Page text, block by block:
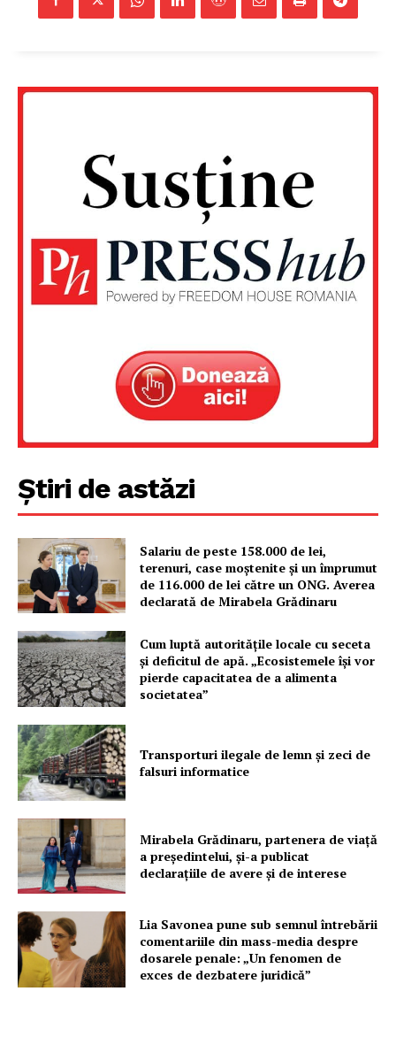
PRESShub
Despre noi / Echipa
Proiecte editoriale
Știri de astăzi
Salariu de peste 158.000 de lei,
terenuri, case moștenite și un împrumut
de 116.000 de lei către un ONG. Averea
declarată de Mirabela Grădinaru
Cum luptă autoritățile locale cu seceta
și deficitul de apă. „Ecosistemele își vor
pierde capacitatea de a alimenta
societatea”
Transporturi ilegale de lemn și zeci de
falsuri informatice
Mirabela Grădinaru, partenera de viață
a președintelui, și-a publicat
declarațiile de avere și de interese
Lia Savonea pune sub semnul întrebării
comentariile din mass-media despre
dosarele penale: „Un fenomen de
exces de dezbatere juridică”